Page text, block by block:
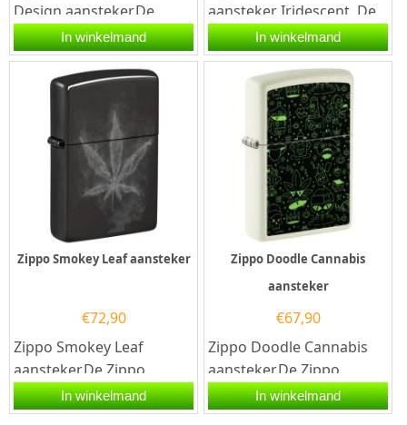
Design aansteker.De
Zippo Glowing Cannabis
Design aansteker heeft
een rondom...
In winkelmand
aansteker Iridescent. De
Iridescent kleurige Zippo
benzine aansteker is...
In winkelmand
Zippo Smokey Leaf aansteker
€72,90
Zippo Smokey Leaf
aansteker.De Zippo
Smokey Leaf aansteker
heeft een black ice
In winkelmand
Zippo Doodle Cannabis
aansteker
€67,90
Zippo Doodle Cannabis
aansteker.De Zippo
Doodle Cannabis
aansteker heeft aan de
In winkelmand